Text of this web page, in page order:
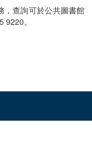
，查詢可於公共圖書館
。